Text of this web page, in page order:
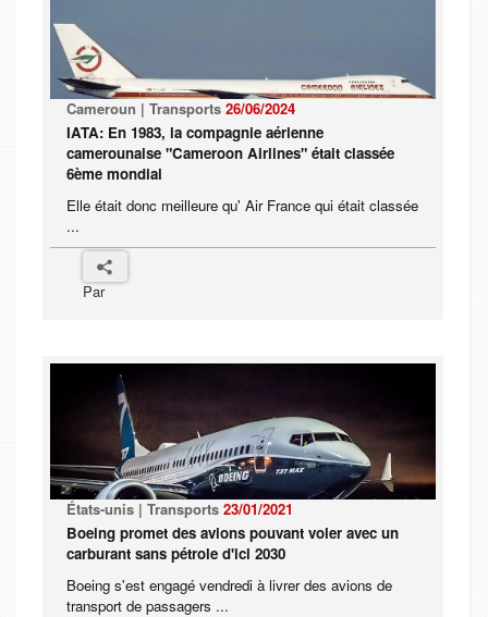
Cameroun | Transports 26/06/2024
IATA: En 1983, la compagnie aérienne
camerounaise "Cameroon Airlines" était classée
6ème mondial
Elle était donc meilleure qu' Air France qui était classée
...
Par
États-unis | Transports 23/01/2021
Boeing promet des avions pouvant voler avec un
carburant sans pétrole d'ici 2030
Boeing s'est engagé vendredi à livrer des avions de
transport de passagers ...